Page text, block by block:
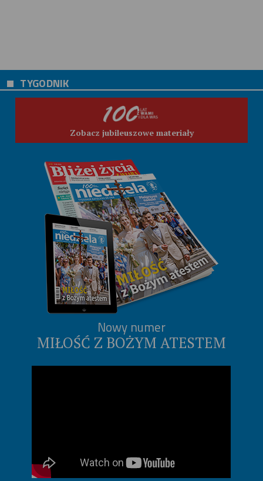
TYGODNIK
Zobacz jubileuszowe materiały
Nowy numer
MIŁOŚĆ Z BOŻYM ATESTEM